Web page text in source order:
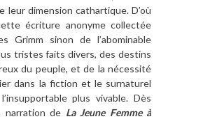
leur dimension cathartique. D’où
écriture anonyme collectée
Grimm sinon de l’abominable
tristes faits divers, des destins
du peuple, et de la nécessité
dans la fiction et le surnaturel
plus vivable. Dès
narration de La Jeune Femme à